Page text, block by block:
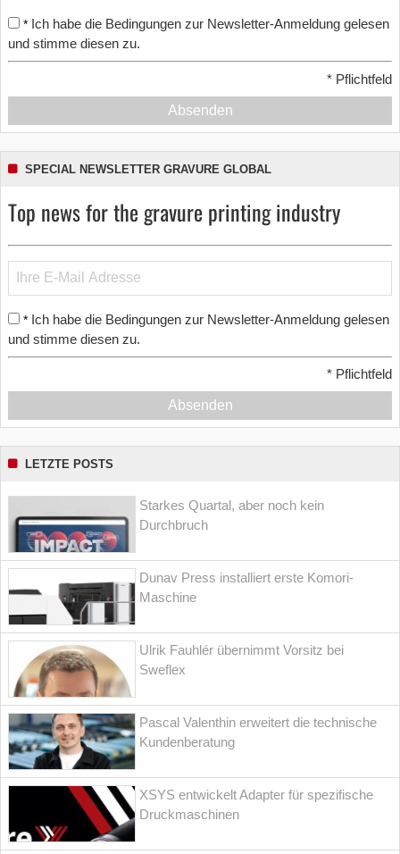
* Ich habe die Bedingungen zur Newsletter-Anmeldung gelesen
und stimme diesen zu.
* Pflichtfeld
Absenden
SPECIAL NEWSLETTER GRAVURE GLOBAL
Top news for the gravure printing industry
* Ich habe die Bedingungen zur Newsletter-Anmeldung gelesen
und stimme diesen zu.
* Pflichtfeld
Absenden
LETZTE POSTS
Starkes Quartal, aber noch kein
Durchbruch
Dunav Press installiert erste Komori-
Maschine
Ulrik Fauhlér übernimmt Vorsitz bei
Sweflex
Pascal Valenthin erweitert die technische
Kundenberatung
XSYS entwickelt Adapter für spezifische
Druckmaschinen